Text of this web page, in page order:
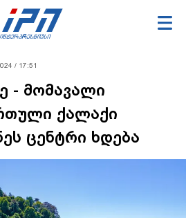
/ 17:51
- მომავალი
ქალაქი
ცენტრი ხდება